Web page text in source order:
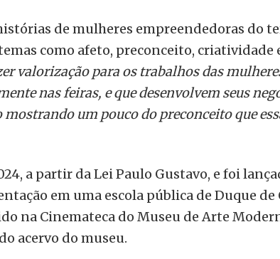
de mulheres empreendedoras do
como afeto, preconceito,
valorização para os trabalhos das
nas feiras, e que desenvolvem seus
mostrando um pouco do preconceito que
a partir da Lei Paulo Gustavo, e foi
em uma escola pública de Duque de
na Cinemateca do Museu de Arte
acervo do museu.